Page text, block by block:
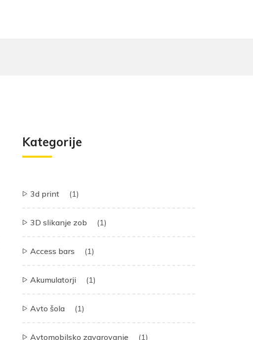
Kategorije
3d print (1)
3D slikanje zob (1)
Access bars (1)
Akumulatorji (1)
Avto šola (1)
Avtomobilsko zavarovanje (1)